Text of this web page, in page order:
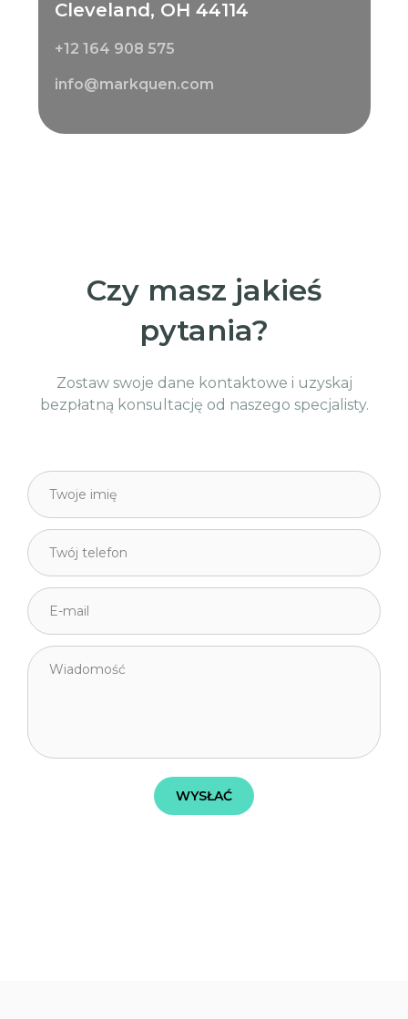
Cleveland, OH 44114
+12 164 908 575
info@markquen.com
Czy masz jakieś
pytania?
Zostaw swoje dane kontaktowe i uzyskaj
bezpłatną konsultację od naszego specjalisty.